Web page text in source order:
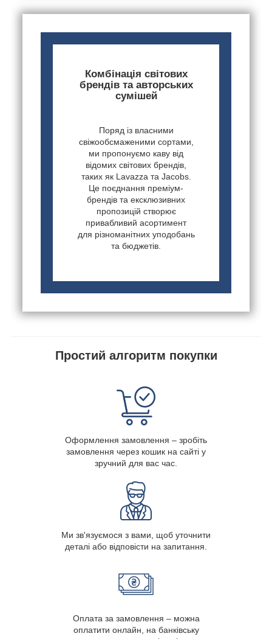
Комбінація світових
брендів та авторських
сумішей
Поряд із власними
свіжообсмаженими сортами,
ми пропонуємо каву від
відомих світових брендів,
таких як Lavazza та Jacobs.
Це поєднання преміум-
брендів та ексклюзивних
пропозицій створює
привабливий асортимент
для різноманітних уподобань
та бюджетів.
Простий алгоритм покупки
Оформлення замовлення – зробіть
замовлення через кошик на сайті у
зручний для вас час.
Ми зв'язуємося з вами, щоб уточнити
деталі або відповісти на запитання.
Оплата за замовлення – можна
оплатити онлайн, на банківську